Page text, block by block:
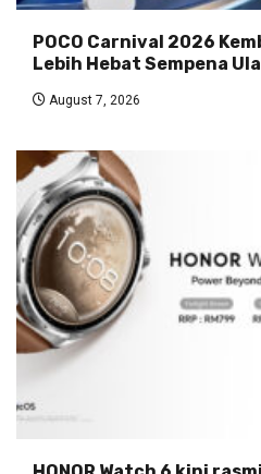
POCO Carnival 2026
Lebih Hebat Sempena
August 7, 2026